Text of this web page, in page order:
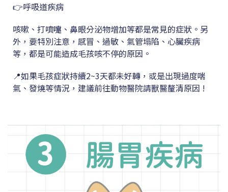
👉呼吸道疾病
咳嗽、打噴嚏、鼻眼分泌物增加等都是常見的症狀。另
外，要特別注意，感冒、過敏、氣管塌陷、心臟疾病
等，都是可能造成毛孩咳不停的原因。
📍如果毛孩症狀持續2~3天都未好轉，或是出現過度喘
氣、發燒等情況，建議前往動物醫院請獸醫釐清原因 !